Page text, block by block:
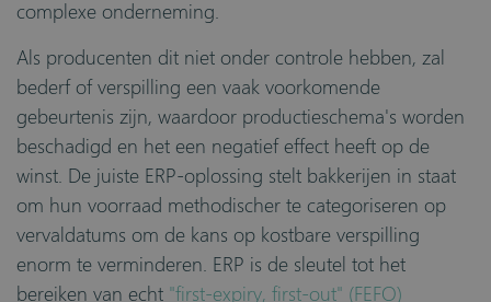
complexe onderneming.
Als producenten dit niet onder controle hebben, zal
bederf of verspilling een vaak voorkomende
gebeurtenis zijn, waardoor productieschema's worden
beschadigd en het een negatief effect heeft op de
winst. De juiste ERP-oplossing stelt bakkerijen in staat
om hun voorraad methodischer te categoriseren op
vervaldatums om de kans op kostbare verspilling
enorm te verminderen. ERP is de sleutel tot het
bereiken van echt "first-expiry, first-out" (FEFO)